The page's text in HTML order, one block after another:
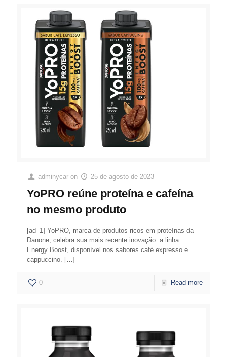
adminycar on 25 de agosto de 2023
YoPRO reúne proteína e cafeína
no mesmo produto
[ad_1] YoPRO, marca de produtos ricos em proteínas da
Danone, celebra sua mais recente inovação: a linha
Energy Boost, disponível nos sabores café expresso e
cappuccino. […]
0 Read more